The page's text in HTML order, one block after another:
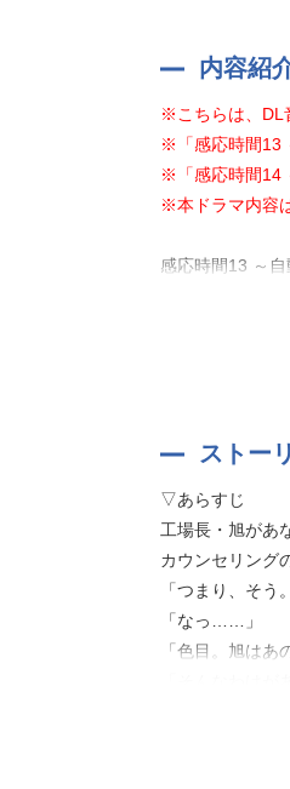
内容紹
※こちらは、DL
※「感応時間13
※「感応時間14
※本ドラマ内容
感応時間13 ～
ストー
▽あらすじ
工場長・旭があ
カウンセリング
「つまり、そう
「なっ……」
「色目。旭はあ
「そんなわけ